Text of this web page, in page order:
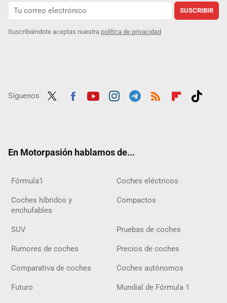
SUSCRIBIR
Suscribiéndote aceptas nuestra política de privacidad
Síguenos
En Motorpasión hablamos de...
Fórmula1 Coches eléctricos
Coches híbridos y
enchufables
Compactos
SUV Pruebas de coches
Rumores de coches Precios de coches
Comparativa de coches Coches autónomos
Futuro Mundial de Fórmula 1